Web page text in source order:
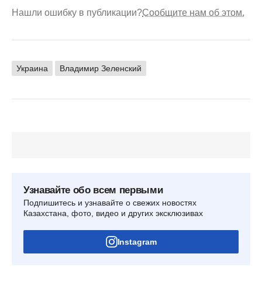
Нашли ошибку в публикации?Сообщите нам об этом.
Украина Владимир Зеленский
Узнавайте обо всем первыми
Подпишитесь и узнавайте о свежих новостях
Казахстана, фото, видео и других эксклюзивах
Instagram